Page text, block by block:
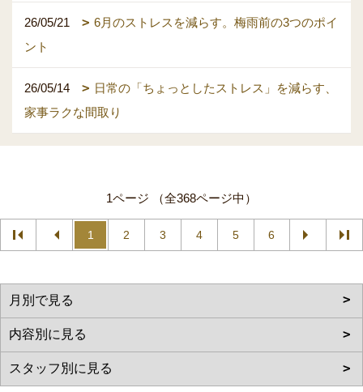
26/05/21
6月のストレスを減らす。梅雨前の3つのポイ
ント
26/05/14
日常の「ちょっとしたストレス」を減らす、
家事ラクな間取り
1ページ （全368ページ中）
1 2 3 4 5 6